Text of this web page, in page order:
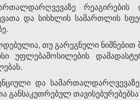
და სისხლის სამართლის
თუ გარეგნული
უფლებამოსილების
და
განსაკუთრებულ